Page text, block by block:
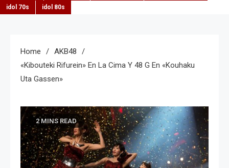
idol 70s
idol 80s
Home
AKB48
«Kibouteki Rifurein» En La Cima Y 48 G En «Kouhaku
Uta Gassen»
2 MINS READ